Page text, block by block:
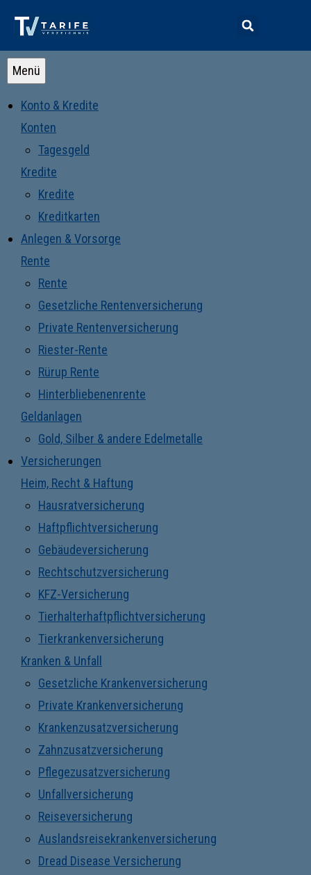
Menü
Konto & Kredite
Konten
Tagesgeld
Kredite
Kredite
Kreditkarten
Anlegen & Vorsorge
Rente
Rente
Gesetzliche Rentenversicherung
Private Rentenversicherung
Riester-Rente
Rürup Rente
Hinterbliebenenrente
Geldanlagen
Gold, Silber & andere Edelmetalle
Versicherungen
Heim, Recht & Haftung
Hausratversicherung
Haftpflichtversicherung
Gebäudeversicherung
Rechtschutzversicherung
KFZ-Versicherung
Tierhalterhaftpflichtversicherung
Tierkrankenversicherung
Kranken & Unfall
Gesetzliche Krankenversicherung
Private Krankenversicherung
Krankenzusatzversicherung
Zahnzusatzversicherung
Pflegezusatzversicherung
Unfallversicherung
Reiseversicherung
Auslandsreisekrankenversicherung
Dread Disease Versicherung